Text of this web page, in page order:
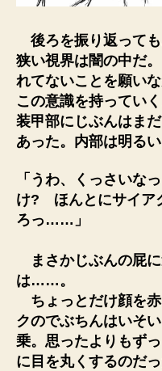
後ろを振り返って
狭い視界は闇の中だ
れてないことを願い
この意識を持ってい
装甲部にじぶんはま
あった。内部は明るい
「うわ、くっさいな
け? ほんとにサイア
ろっ……」
まさかじぶんの屁
は……。
ちょっとだけ顔を
クのでぶちんはいそ
乗。思ったよりもず
に目を丸くするのだっ